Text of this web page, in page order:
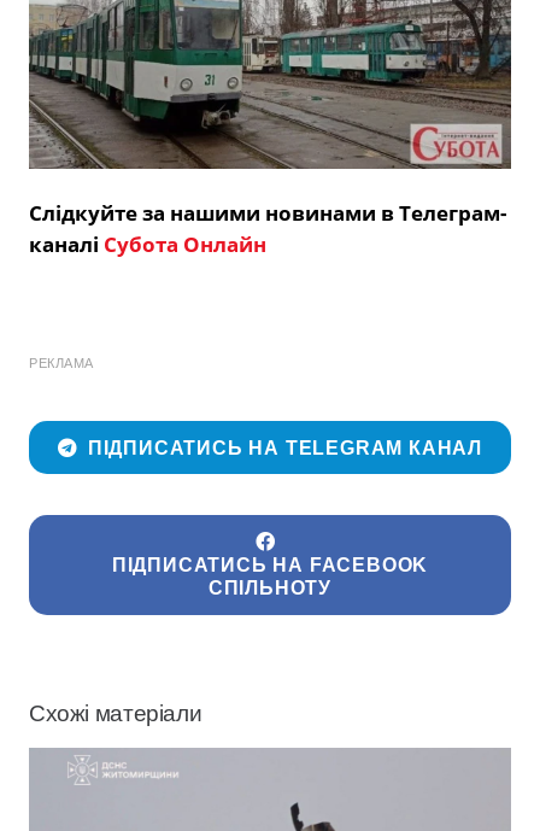
Слідкуйте за нашими новинами в Телеграм-
каналі Субота Онлайн
РЕКЛАМА
ПІДПИСАТИСЬ НА TELEGRAM КАНАЛ
ПІДПИСАТИСЬ НА FACEBOOK
СПІЛЬНОТУ
Схожі матеріали